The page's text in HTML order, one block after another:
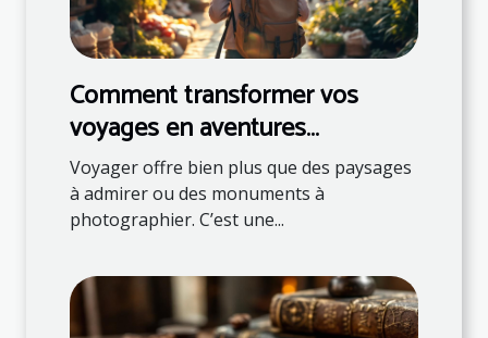
Comment transformer vos
voyages en aventures
éducatives ?
Voyager offre bien plus que des paysages
à admirer ou des monuments à
photographier. C’est une...